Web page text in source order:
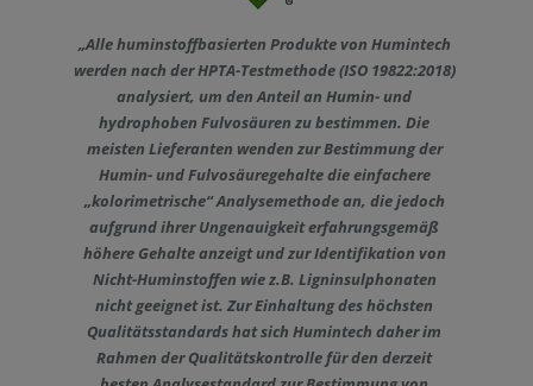
„Alle huminstoffbasierten Produkte von Humintech
werden nach der HPTA-Testmethode (ISO 19822:2018)
analysiert, um den Anteil an Humin- und
hydrophoben Fulvosäuren zu bestimmen. Die
meisten Lieferanten wenden zur Bestimmung der
Humin- und Fulvosäuregehalte die einfachere
„kolorimetrische“ Analysemethode an, die jedoch
aufgrund ihrer Ungenauigkeit erfahrungsgemäß
höhere Gehalte anzeigt und zur Identifikation von
Nicht-Huminstoffen wie z.B. Ligninsulphonaten
nicht geeignet ist. Zur Einhaltung des höchsten
Qualitätsstandards hat sich Humintech daher im
Rahmen der Qualitätskontrolle für den derzeit